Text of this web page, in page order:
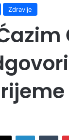
Zdravlje
X LinkedIn